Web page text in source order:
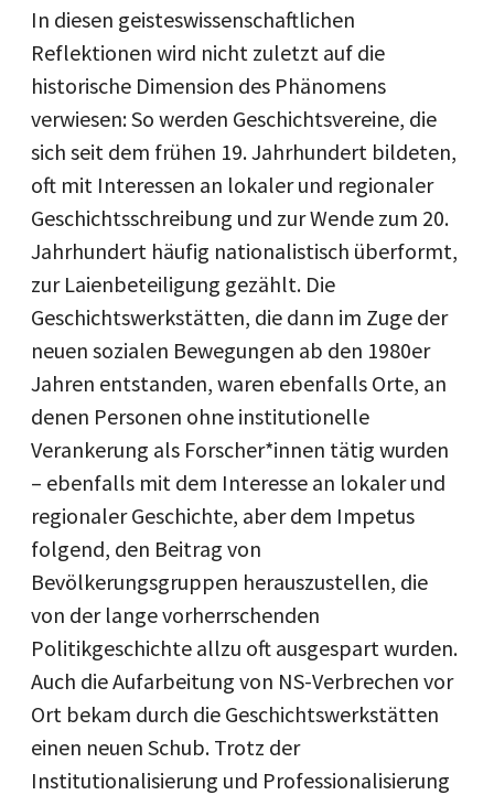
In diesen geisteswissenschaftlichen
Reflektionen wird nicht zuletzt auf die
historische Dimension des Phänomens
verwiesen: So werden Geschichtsvereine, die
sich seit dem frühen 19. Jahrhundert bildeten,
oft mit Interessen an lokaler und regionaler
Geschichtsschreibung und zur Wende zum 20.
Jahrhundert häufig nationalistisch überformt,
zur Laienbeteiligung gezählt. Die
Geschichtswerkstätten, die dann im Zuge der
neuen sozialen Bewegungen ab den 1980er
Jahren entstanden, waren ebenfalls Orte, an
denen Personen ohne institutionelle
Verankerung als Forscher*innen tätig wurden
– ebenfalls mit dem Interesse an lokaler und
regionaler Geschichte, aber dem Impetus
folgend, den Beitrag von
Bevölkerungsgruppen herauszustellen, die
von der lange vorherrschenden
Politikgeschichte allzu oft ausgespart wurden.
Auch die Aufarbeitung von NS-Verbrechen vor
Ort bekam durch die Geschichtswerkstätten
einen neuen Schub. Trotz der
Institutionalisierung und Professionalisierung